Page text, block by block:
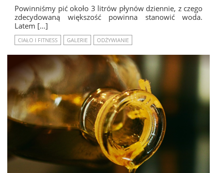
Powinniśmy pić około 3 litrów płynów dziennie, z czego
zdecydowaną większość powinna stanowić woda.
Latem […]
CIAŁO I FITNESS GALERIE ODŻYWIANIE